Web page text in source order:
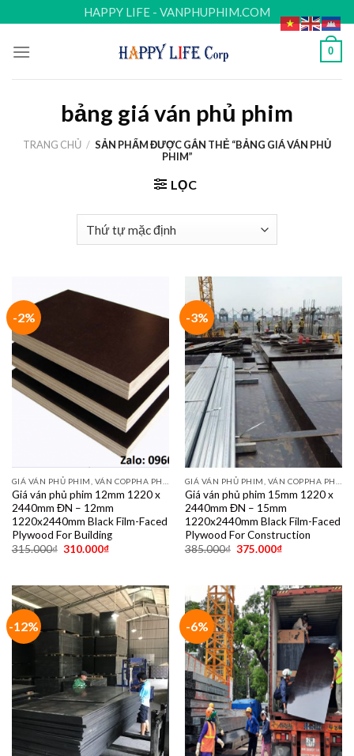
to
content
HAPPY LIFE - VANPHUPHIM.COM
0
bảng giá ván phủ phim
TRANG CHỦ / SẢN PHẨM ĐƯỢC GẮN THẺ “BẢNG GIÁ VÁN PHỦ
PHIM”
LỌC
-2%
Giá ván phủ phim 12mm 1220 x
2440mm ĐN – 12mm
1220x2440mm Black Film-Faced
Plywood For Building
315.000₫ 310.000₫
-3%
Giá ván phủ phim 15mm 1220 x
2440mm ĐN – 15mm
1220x2440mm Black Film-Faced
Plywood For Construction
385.000₫ 375.000₫
-12% -6%